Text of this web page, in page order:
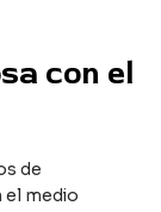
con el
de
el medio